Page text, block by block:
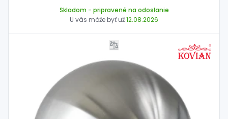
Skladom - pripravené na odoslanie
U vás môže byť už12.08.2026